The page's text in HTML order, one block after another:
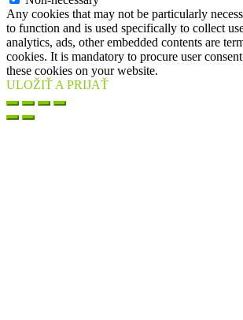
Any cookies that may not be particularly
to function and is used specifically to collect
analytics, ads, other embedded contents are
cookies. It is mandatory to procure user
these cookies on your website.
ULOŽIŤ A PRIJAŤ